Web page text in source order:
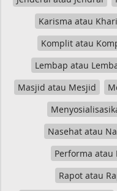
Karisma atau
Komplit atau
Lembap atau
Masjid atau Mesjid
Nasehat atau
Performa atau
Rapot atau